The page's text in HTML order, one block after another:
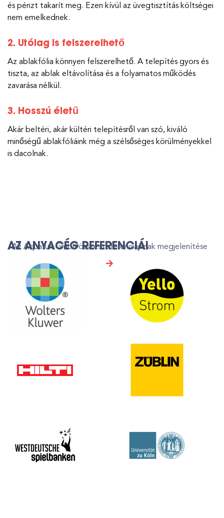
és pénzt takarít meg. Ezen kívül az üvegtisztítás költségei
nem emelkednek.
2. Utólag is felszerelhető
Az ablakfólia könnyen felszerelhető. A telepítés gyors és
tiszta, az ablak eltávolítása és a folyamatos működés
zavarása nélkül.
3. Hosszú életű
Akár beltéri, akár kültéri telepítésről van szó, kiváló
minőségű ablakfóliáink még a szélsőséges körülményekkel
is dacolnak.
AZ ANYACÉG REFERENCIÁI
Az Aquasun Gmbh összes referenciájának megjelenítése